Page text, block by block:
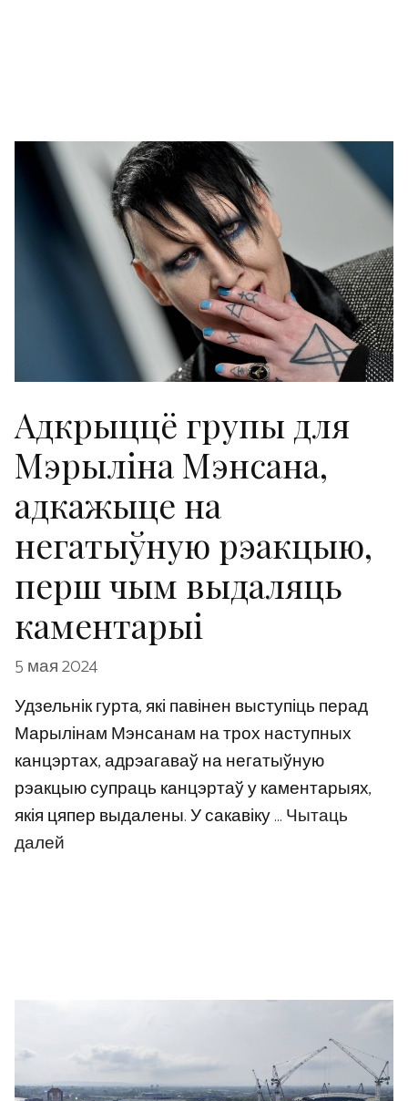
Адкрыццё групы для
Мэрыліна Мэнсана,
адкажыце на
негатыўную рэакцыю,
перш чым выдаляць
каментарыі
5 мая 2024
Удзельнік гурта, які павінен выступіць перад
Марылінам Мэнсанам на трох наступных
канцэртах, адрэагаваў на негатыўную
рэакцыю супраць канцэртаў у каментарыях,
якія цяпер выдалены. У сакавіку …Чытаць
далей